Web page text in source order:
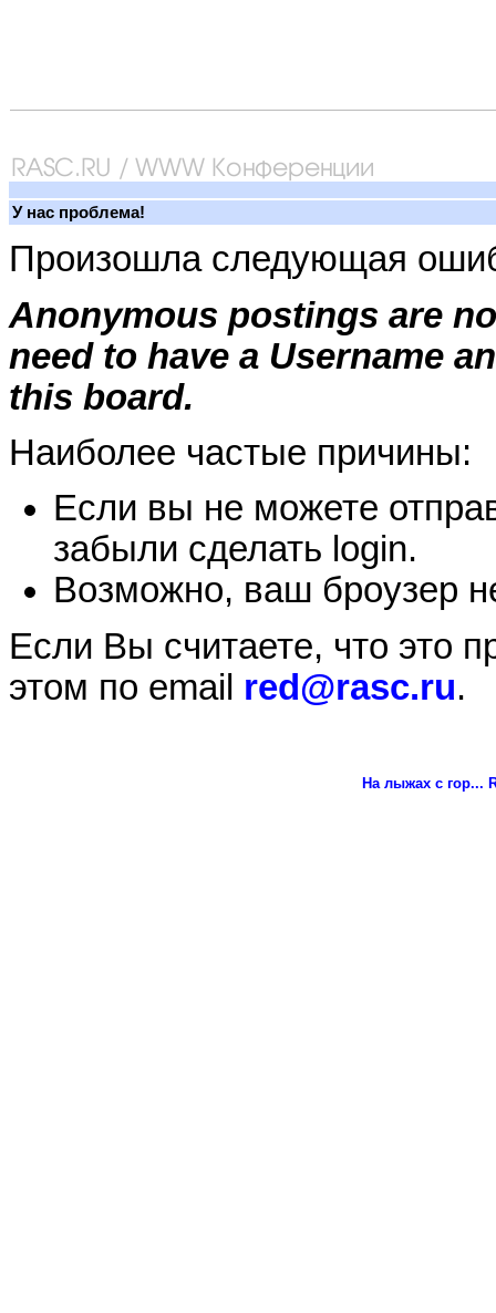
У нас проблема!
Произошла следующая
Anonymous postings are
need to have a Username
this board.
Наиболее частые причины:
Если вы не можете
забыли сделать login.
Возможно, ваш броузер
Если Вы считаете, что это
этом по email red@rasc.ru.
На лыжах с гор...